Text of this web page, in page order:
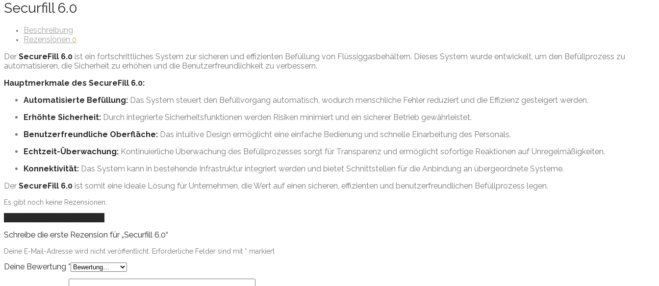
Securfill 6.0
Beschreibung
Rezensionen 0
Der SecureFill 6.0 ist ein fortschrittliches System zur sicheren und effizienten Befüllung von Flüssiggasbehältern. Dieses System wurde entwickelt, um den Befüllprozess zu
automatisieren, die Sicherheit zu erhöhen und die Benutzerfreundlichkeit zu verbessern.
Hauptmerkmale des SecureFill 6.0:
Automatisierte Befüllung: Das System steuert den Befüllvorgang automatisch, wodurch menschliche Fehler reduziert und die Effizienz gesteigert werden.
Erhöhte Sicherheit: Durch integrierte Sicherheitsfunktionen werden Risiken minimiert und ein sicherer Betrieb gewährleistet.
Benutzerfreundliche Oberfläche: Das intuitive Design ermöglicht eine einfache Bedienung und schnelle Einarbeitung des Personals.
Echtzeit-Überwachung: Kontinuierliche Überwachung des Befüllprozesses sorgt für Transparenz und ermöglicht sofortige Reaktionen auf Unregelmäßigkeiten.
Konnektivität: Das System kann in bestehende Infrastruktur integriert werden und bietet Schnittstellen für die Anbindung an übergeordnete Systeme.
Der SecureFill 6.0 ist somit eine ideale Lösung für Unternehmen, die Wert auf einen sicheren, effizienten und benutzerfreundlichen Befüllprozess legen.
Es gibt noch keine Rezensionen.
Schreibe die erste Rezension für „Securfill 6.0“
Deine E-Mail-Adresse wird nicht veröffentlicht. Erforderliche Felder sind mit * markiert
Deine Bewertung *